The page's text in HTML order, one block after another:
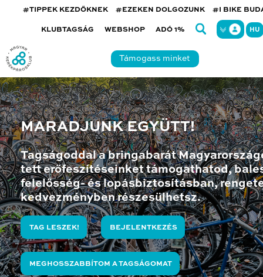
#TIPPEK KEZDŐKNEK #EZEKEN DOLGOZUNK #I BIKE
KLUBTAGSÁG WEBSHOP ADÓ 1% HU
Támogass minket
MARADJUNK EGYÜTT!
Tagságoddal a bringabarát
tett erőfeszítéseinket támogathatod,
felelősség- és lopásbiztosításban,
kedvezményben részesülhetsz.
TAG LESZEK! BEJELENTKEZÉS
MEGHOSSZABBÍTOM A TAGSÁGOMAT